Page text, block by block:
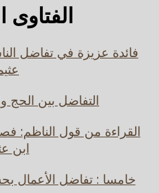
الفتاوى
فائدة عزيزة في تفاضل
التفاضل بين الحج
القراءة من قول الناظم:
ابن
خامسا : تفاضل الأعمال